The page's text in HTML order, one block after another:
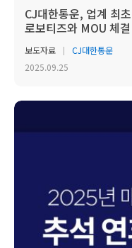
CJ대한통운, 업계 최
로보티즈와 MOU 체결
보도자료
CJ대한통운
2025.09.25